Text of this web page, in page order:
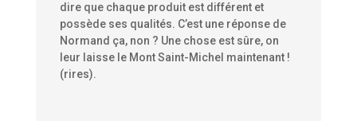
dire que chaque produit est différent et
possède ses qualités. C’est une réponse de
Normand ça, non ? Une chose est sûre, on
leur laisse le Mont Saint-Michel maintenant !
(rires).